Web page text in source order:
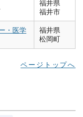
福井県
福井市
・医学
福井県
松岡町
ページトップへ